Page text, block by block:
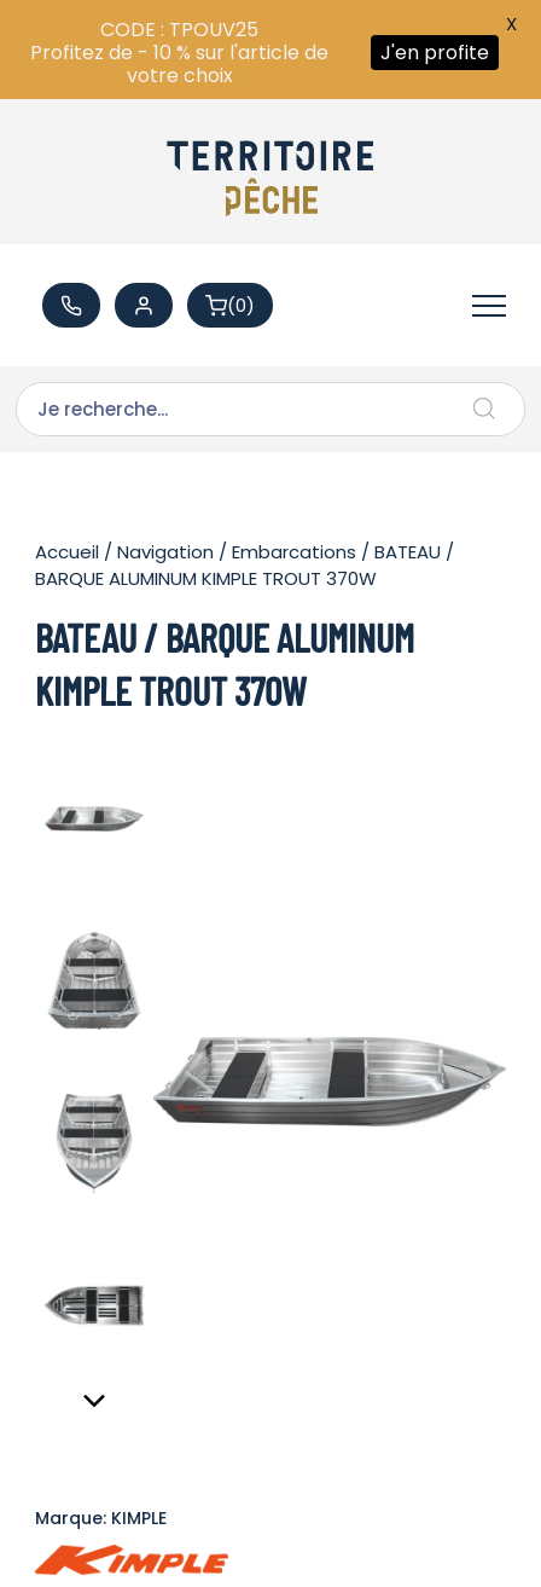
(0)
Accueil /Navigation /Embarcations / BATEAU /
BARQUE ALUMINUM KIMPLE TROUT 370W
BATEAU / BARQUE ALUMINUM
KIMPLE TROUT 370W
Marque: KIMPLE
CODE : TPOUV25
Profitez de - 10 % sur l'article de
votre choix
J'en profite
X